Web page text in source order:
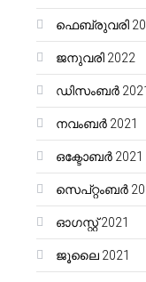
ഫെബ്രുവരി
ജനുവരി 2022
ഡിസംബർ 2021
നവംബർ 2021
ഒക്ടോബർ 2021
സെപ്റ്റംബർ
ഓഗസ്റ്റ്‌ 2021
ജൂലൈ 2021